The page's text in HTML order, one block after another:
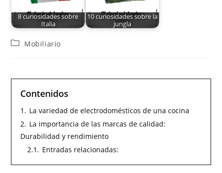
8 curiosidades sobre
Italia
10 curiosidades sobre la
jungla
Mobiliario
Contenidos
1. La variedad de electrodomésticos de una cocina
2. La importancia de las marcas de calidad:
Durabilidad y rendimiento
2.1. Entradas relacionadas: